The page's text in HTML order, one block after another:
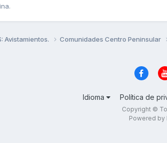
Avistamientos. Comunidades Centro Peninsular
Idioma Política de
Copyright ©
Powered by